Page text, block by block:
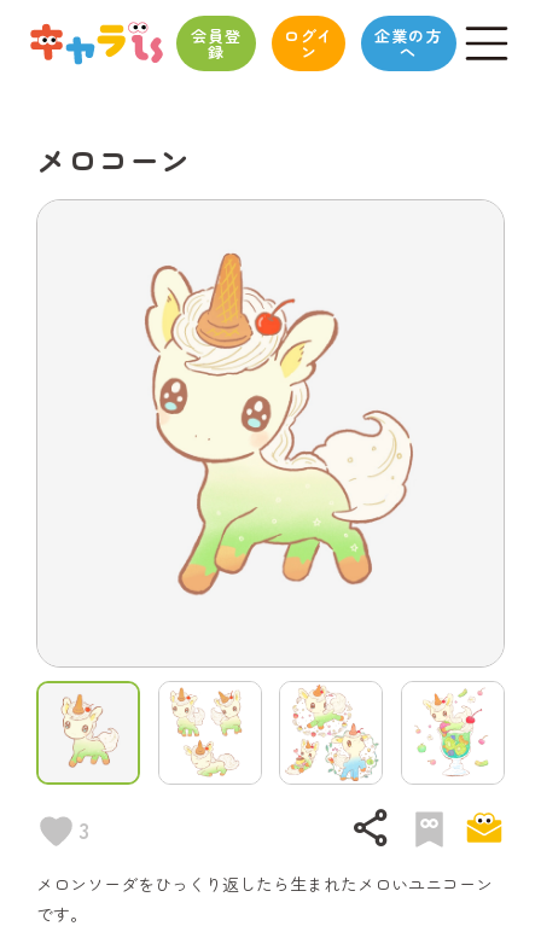
会員登
録
ログイ
ン
企業の方
へ
メロコーン
3 share
メロンソーダをひっくり返したら生まれたメロいユニコーン
です。